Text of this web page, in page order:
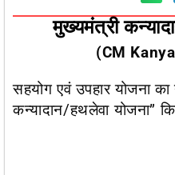
मुख्यमंत्री
(CM
सहयोग एवं उपहार योजना
कन्यादान/हथलेवा योजना”